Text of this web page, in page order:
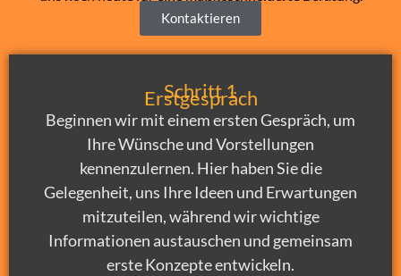
Kontaktieren
Schritt 1
Erstgespräch
Beginnen wir mit einem ersten Gespräch, um
Ihre Wünsche und Vorstellungen
kennenzulernen. Hier haben Sie die
Gelegenheit, uns Ihre Ideen und Erwartungen
mitzuteilen, während wir wichtige
Informationen austauschen und gemeinsam
erste Konzepte entwickeln.